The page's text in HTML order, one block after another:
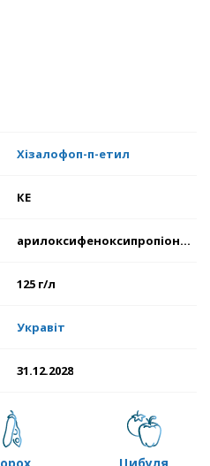
Хізалофоп-п-етил
КЕ
арилоксифеноксипропіонати
125 г/л
Укравіт
31.12.2028